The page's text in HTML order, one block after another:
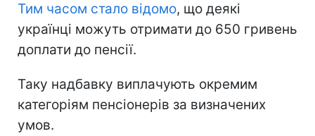
Тим часом стало відомо, що деякі
українці можуть отримати до 650 гривень
доплати до пенсії.
Таку надбавку виплачують окремим
категоріям пенсіонерів за визначених
умов.